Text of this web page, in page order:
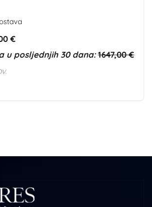
€
u posljednjih 30 dana:1647,00 €